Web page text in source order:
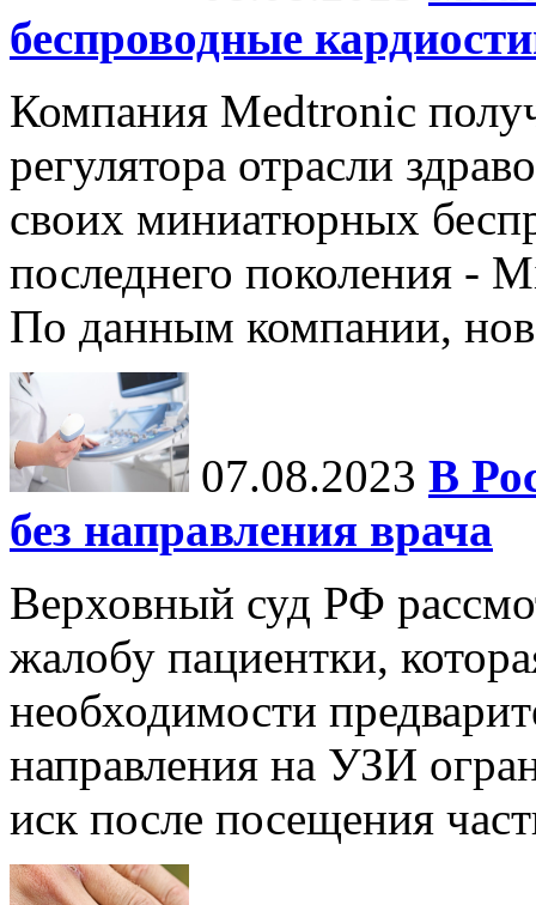
беспроводные
Компания Medtronic
регулятора отрасли
своих миниатюрных
последнего поколения -
По данным компании,
07.08.2023 В
без направления врача
Верховный суд РФ
жалобу пациентки,
необходимости
направления на УЗИ
иск после посещения